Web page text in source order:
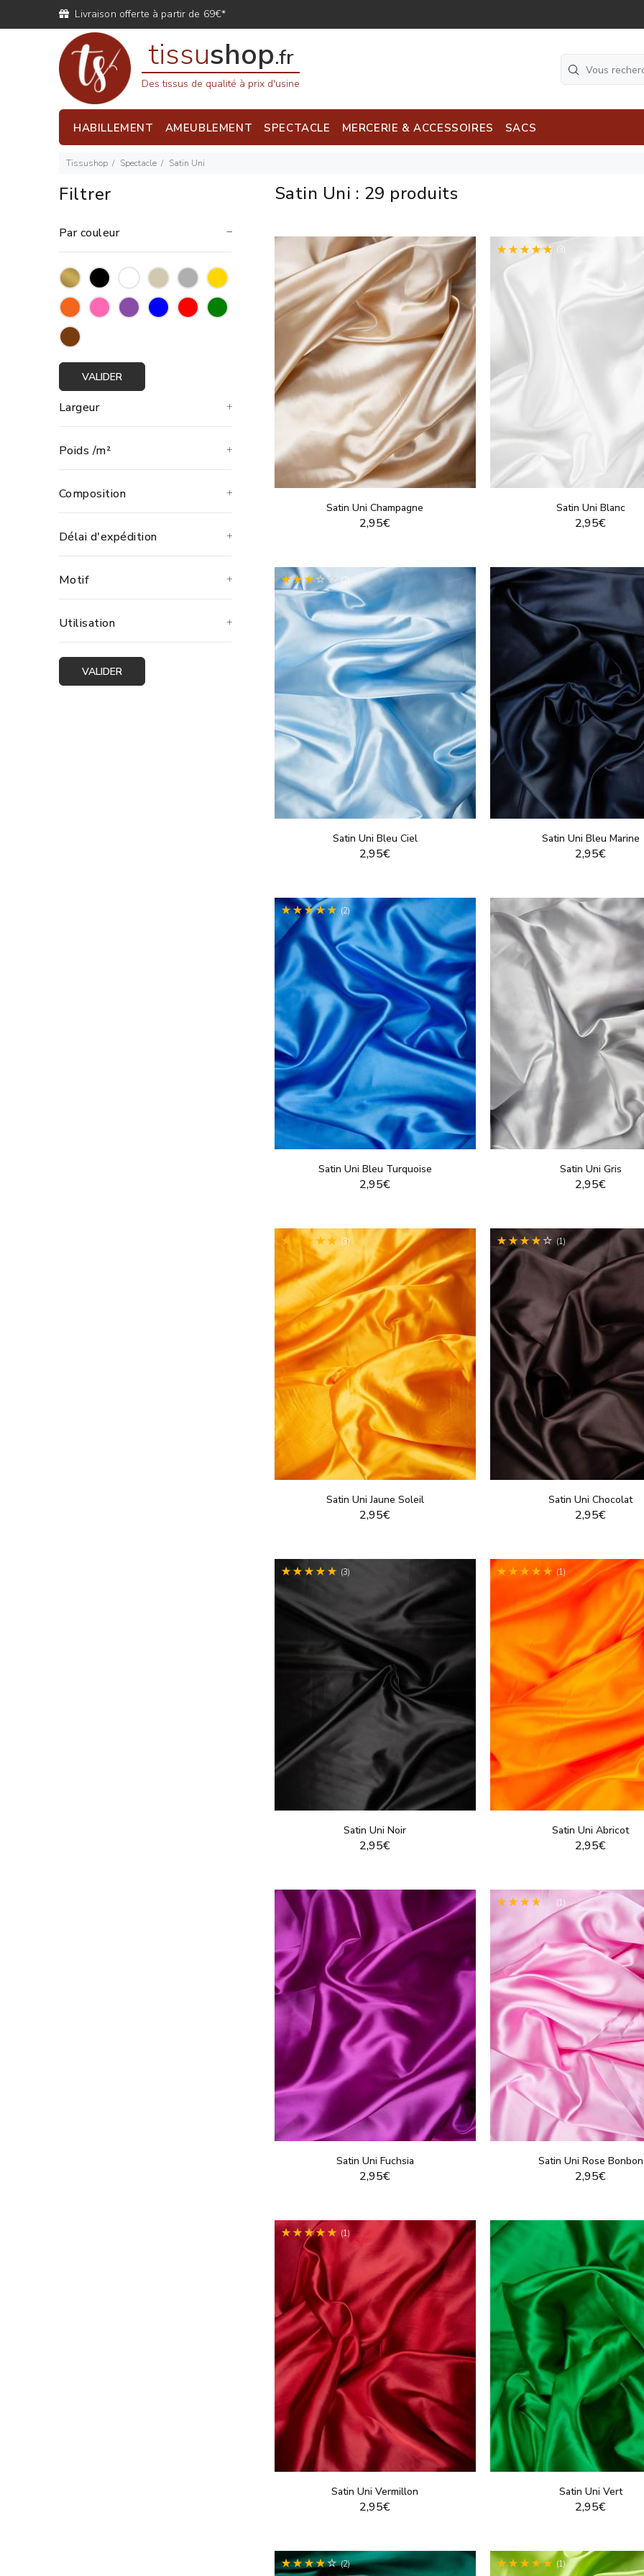
Livraison offerte à partir de 69€*
tissushop.fr
Des tissus de qualité à prix d'usine
HABILLEMENT AMEUBLEMENT SPECTACLE MERCERIE & ACCESSOIRES SACS
Tissushop Spectacle Satin Uni
Filtrer
Par couleur
VALIDER
Largeur
Poids /m²
Composition
Délai d'expédition
Motif
Utilisation
VALIDER
Satin Uni : 29 produits
Satin Uni Champagne
2,95€
VOIR LE PRODUIT
(3)
Satin Uni Blanc
2,95€
VOIR LE
(2)
Satin Uni Bleu Ciel
2,95€
VOIR LE PRODUIT
Satin Uni Bleu Marine
2,95€
VOIR LE
(2)
Satin Uni Bleu Turquoise
2,95€
VOIR LE PRODUIT
Satin Uni Gris
2,95€
VOIR LE PRODUIT
(3)
Satin Uni Jaune Soleil
2,95€
VOIR LE PRODUIT
(1)
Satin Uni Chocolat
2,95€
VOIR LE
(3)
Satin Uni Noir
2,95€
VOIR LE PRODUIT
(1)
Satin Uni Abricot
2,95€
VOIR LE PRODUIT
Satin Uni Fuchsia
2,95€
VOIR LE PRODUIT
(1)
Satin Uni Rose Bonbon
2,95€
VOIR LE
(1)
Satin Uni Vermillon
2,95€
VOIR LE PRODUIT
Satin Uni Vert
2,95€
VOIR LE
(2) (1)